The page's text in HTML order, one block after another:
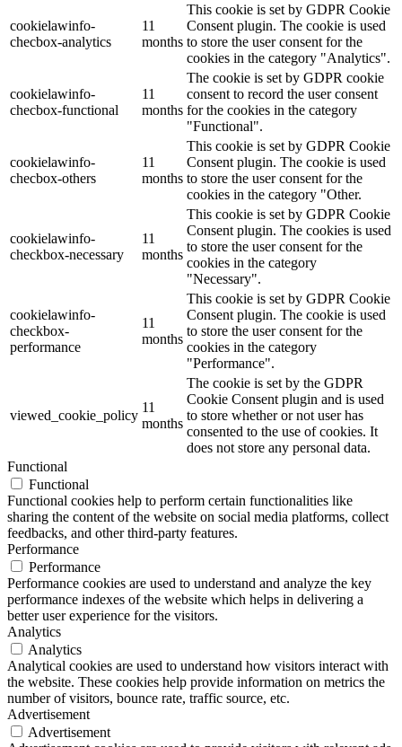
cookielawinfo-
checbox-analytics
11
months
This cookie is set by GDPR Cookie
Consent plugin. The cookie is used
to store the user consent for the
cookies in the category "Analytics".
cookielawinfo-
checbox-functional
11
months
The cookie is set by GDPR cookie
consent to record the user consent
for the cookies in the category
"Functional".
cookielawinfo-
checbox-others
11
months
This cookie is set by GDPR Cookie
Consent plugin. The cookie is used
to store the user consent for the
cookies in the category "Other.
cookielawinfo-
checkbox-necessary
11
months
This cookie is set by GDPR Cookie
Consent plugin. The cookies is used
to store the user consent for the
cookies in the category
"Necessary".
cookielawinfo-
checkbox-
performance
11
months
This cookie is set by GDPR Cookie
Consent plugin. The cookie is used
to store the user consent for the
cookies in the category
"Performance".
viewed_cookie_policy
11
months
The cookie is set by the GDPR
Cookie Consent plugin and is used
to store whether or not user has
consented to the use of cookies. It
does not store any personal data.
Functional
Functional
Functional cookies help to perform certain functionalities like
sharing the content of the website on social media platforms, collect
feedbacks, and other third-party features.
Performance
Performance
Performance cookies are used to understand and analyze the key
performance indexes of the website which helps in delivering a
better user experience for the visitors.
Analytics
Analytics
Analytical cookies are used to understand how visitors interact with
the website. These cookies help provide information on metrics the
number of visitors, bounce rate, traffic source, etc.
Advertisement
Advertisement